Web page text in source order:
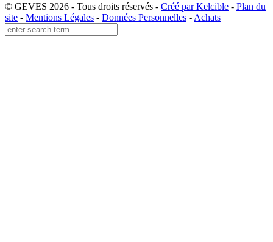
© GEVES 2026 - Tous droits réservés - Créé par Kelcible - Plan du
site - Mentions Légales - Données Personnelles - Achats